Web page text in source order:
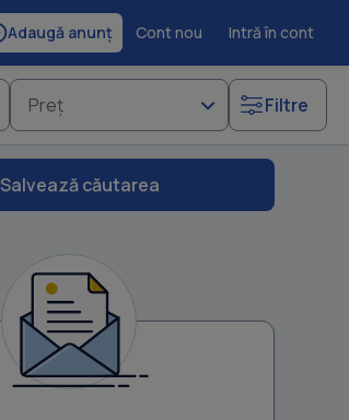
Adaugă anunț Cont nou Intră în cont
Preț Filtre
Salvează căutarea